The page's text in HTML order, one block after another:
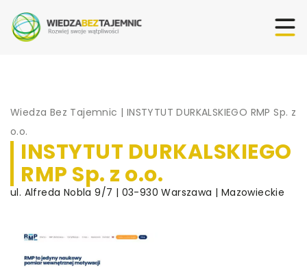
Wiedza Bez Tajemnic | INSTYTUT DURKALSKIEGO RMP Sp. z
o.o.
INSTYTUT DURKALSKIEGO
RMP Sp. z o.o.
ul. Alfreda Nobla 9/7 | 03-930 Warszawa | Mazowieckie